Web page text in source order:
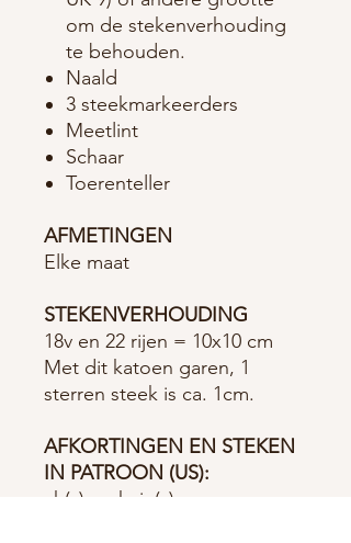
om de stekenverhouding
te behouden.
Naald
3 steekmarkeerders
Meetlint
Schaar
Toerenteller
AFMETINGEN
Elke maat
STEKENVERHOUDING
18v en 22 rijen = 10x10 cm
Met dit katoen garen, 1
sterren steek is ca. 1cm.
AFKORTINGEN EN STEKEN
IN PATROON (US):
ch(s) = chain(s)